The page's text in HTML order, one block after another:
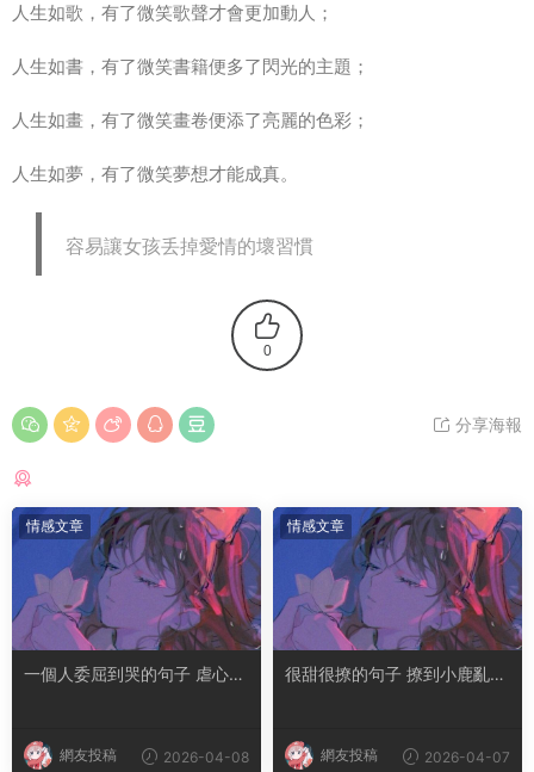
人生如歌，有了微笑歌聲才會更加動人；
人生如書，有了微笑書籍便多了閃光的主題；
人生如畫，有了微笑畫卷便添了亮麗的色彩；
人生如夢，有了微笑夢想才能成真。
容易讓女孩丢掉愛情的壞習慣
0
分享海報
情感文章
一個人委屈到哭的句子 虐心到
網友投稿 2026-04-08
情感文章
很甜很撩的句子 撩到小鹿亂撞
網友投稿 2026-04-07